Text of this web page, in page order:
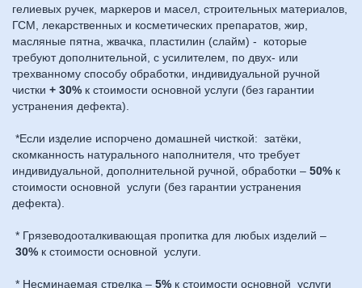
гелиевых ручек, маркеров и масел, строительных материалов,
ГСМ, лекарственных и косметических препаратов, жир,
масляные пятна, жвачка, пластилин (слайм) - которые
требуют дополнительной, с усилителем, по двух- или
трехванному способу обработки, индивидуальной ручной
чистки + 30% к стоимости основной услуги (без гарантии
устранения дефекта).
*Если изделие испорчено домашней чисткой: затёки,
скомканность натурального наполнителя, что требует
индивидуальной, дополнительной ручной, обработки – 50% к
стоимости основной услуги (без гарантии устранения
дефекта).
* Грязеводооталкивающая пропитка для любых изделий –
30% к стоимости основной услуги.
* Несминаемая стрелка – 5% к стоимости основной услуги